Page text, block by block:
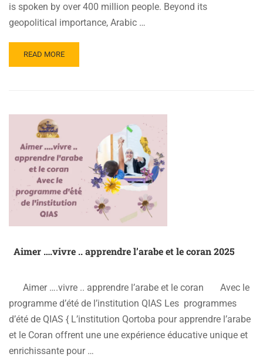
is spoken by over 400 million people. Beyond its
geopolitical importance, Arabic …
READ
MORE
CONVERSATION:
WALK
&TALK
IN
ARABIC
READ MORE
Aimer ….vivre .. apprendre l’arabe et le coran 2025
Aimer ….vivre .. apprendre l’arabe et le coran Avec le
programme d’été de l’institution QIAS Les programmes
d’été de QIAS { L’institution Qortoba pour apprendre l’arabe
et le Coran offrent une une expérience éducative unique et
enrichissante pour …